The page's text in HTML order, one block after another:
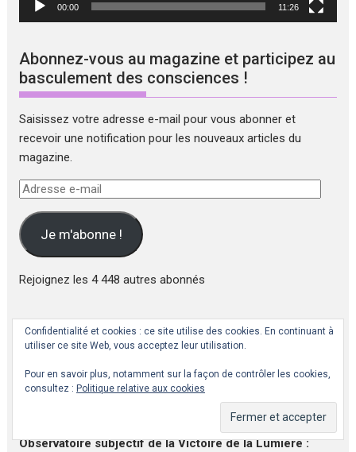
00:00 11:26
Abonnez-vous au magazine et participez au
basculement des consciences !
Saisissez votre adresse e-mail pour vous abonner et
recevoir une notification pour les nouveaux articles du
magazine.
Adresse
mail Je m'abonne !
Rejoignez les 4 448 autres abonnés
Rejoignez nous sur les différents canaux !
Fil d'informations Telegram sur la Victoire de la
Lumière: Victoria Luminis
Collection personnelle de vidéos de spiritualité et
Observatoire subjectif de la Victoire de la Lumière :
Confidentialité et cookies : ce site utilise des cookies. En continuant à
utiliser ce site Web, vous acceptez leur utilisation.
Pour en savoir plus, notamment sur la façon de contrôler les cookies,
consultez : Politique relative aux cookies